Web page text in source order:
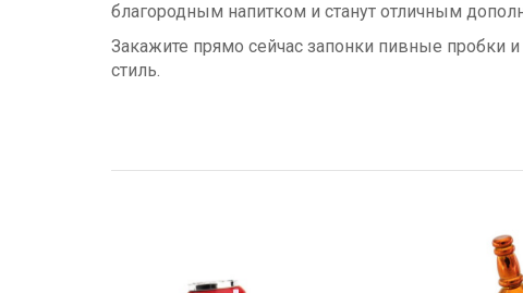
благородным напитком и станут отличным
Закажите прямо сейчас запонки пивные пробки
стиль.